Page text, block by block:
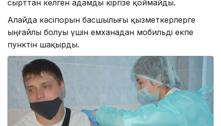
сырттан келген адамды кіргізе қоймайды.
Алайда кәсіпорын басшылығы қызметкерлерге
ыңғайлы болуы үшін емханадан мобильді екпе
пунктін шақырды.